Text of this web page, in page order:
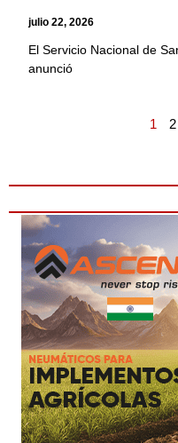
julio 22, 2026
El Servicio Nacional de
anunció
1 2